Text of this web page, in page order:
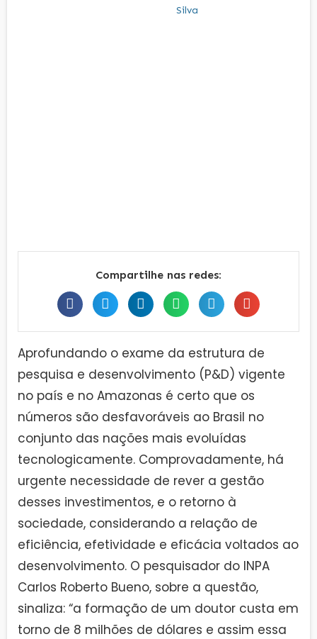
Compartilhe nas redes:
Aprofundando o exame da estrutura de
pesquisa e desenvolvimento (P&D) vigente
no país e no Amazonas é certo que os
números são desfavoráveis ao Brasil no
conjunto das nações mais evoluídas
tecnologicamente. Comprovadamente, há
urgente necessidade de rever a gestão
desses investimentos, e o retorno à
sociedade, considerando a relação de
eficiência, efetividade e eficácia voltados ao
desenvolvimento. O pesquisador do INPA
Carlos Roberto Bueno, sobre a questão,
sinaliza: “a formação de um doutor custa em
torno de 8 milhões de dólares e assim essa